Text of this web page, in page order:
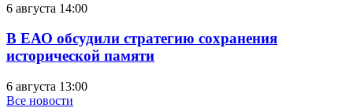
6 августа 14:00
В ЕАО обсудили стратегию сохранения
исторической памяти
6 августа 13:00
Все новости